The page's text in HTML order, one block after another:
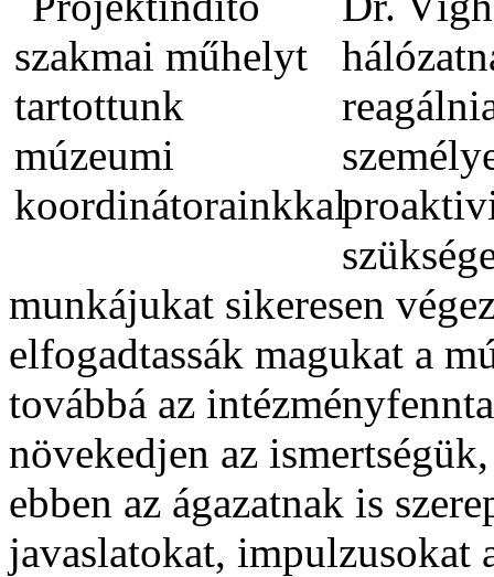
munkájukat sikeresen
elfogadtassák magukat a
továbbá az
növekedjen az
ebben az ágazatnak is
javaslatokat,